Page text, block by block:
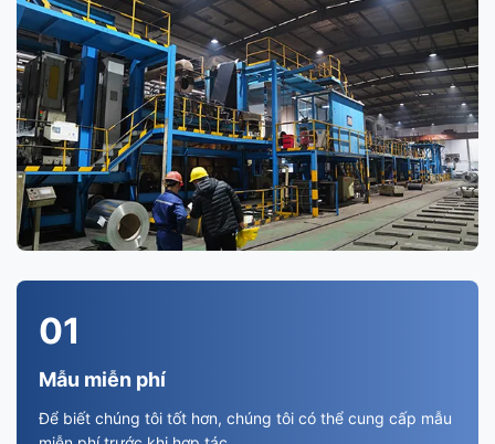
01
Mẫu miễn phí
Để biết chúng tôi tốt hơn, chúng tôi có thể cung cấp mẫu